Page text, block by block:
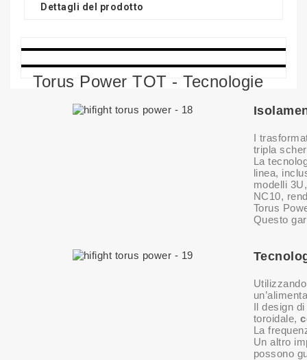
Dettagli del prodotto
Torus Power TOT - Tecnologie
I
tripla
La
linea,
modelli
NC10,
Torus
Questo
Il design
toroidale,
La
Un altro
possono